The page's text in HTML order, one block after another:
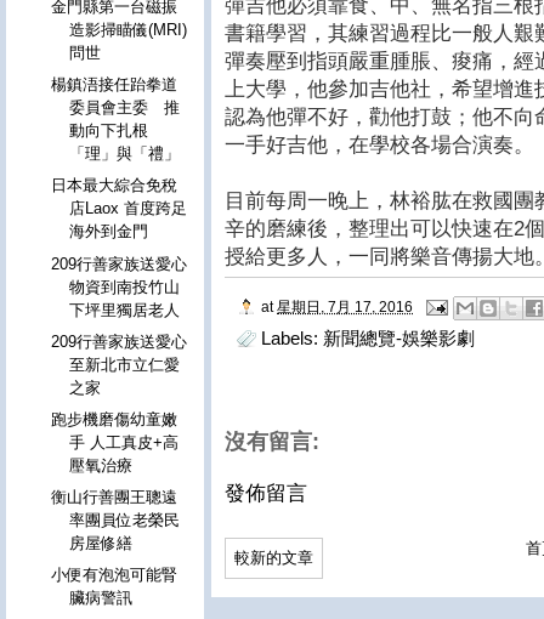
彈吉他必須靠食、中、無名指三
書籍學習，其練習過程比一般人
彈奏壓到指頭嚴重腫脹、痠痛，
上大學，他參加吉他社，希望增
認為他彈不好，勸他打鼓；他不
一手好吉他，在學校各場合演奏。
目前每周一晚上，林裕肱在救國
辛的磨練後，整理出可以快速在2
授給更多人，一同將樂音傳揚大地
at 星期日, 7月 17, 2016
Labels: 新聞總覽-娛樂影劇
沒有留言:
發佈留言
較新的文章
金門縣第一台磁振
造影掃瞄儀(MRI)
問世
楊鎮浯接任跆拳道
委員會主委 推
動向下扎根
「理」與「禮」
日本最大綜合免稅
店Laox 首度跨足
海外到金門
209行善家族送愛心
物資到南投竹山
下坪里獨居老人
209行善家族送愛心
至新北市立仁愛
之家
跑步機磨傷幼童嫩
手 人工真皮+高
壓氧治療
衡山行善團王聰遠
率團員位老榮民
房屋修繕
小便有泡泡可能腎
臟病警訊